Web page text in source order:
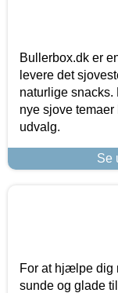
Bullerbox.dk er
levere det
naturlige snacks.
nye sjove
udvalg.
Se
For at hjælpe dig
sunde og glade